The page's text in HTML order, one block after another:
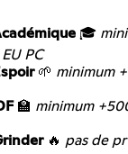
🎓
PC
🌱 minimum
🏫 minimum
🔥 pas de